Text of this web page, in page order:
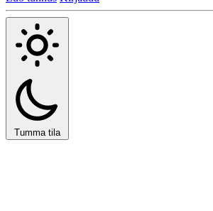
Tumma tila